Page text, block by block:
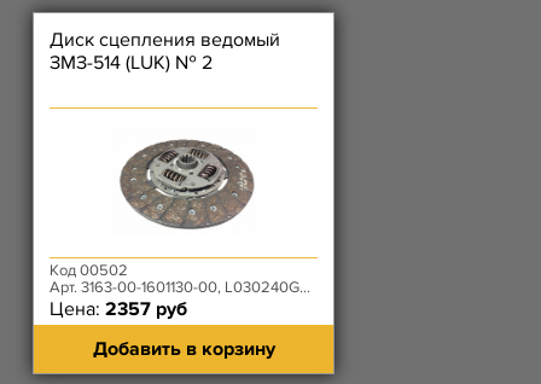
Диск сцепления ведомый
ЗМЗ-514 (LUK) № 2
Код 00502
Арт. 3163-00-1601130-00, L030240G4002
Цена: 2357 руб
Добавить в корзину